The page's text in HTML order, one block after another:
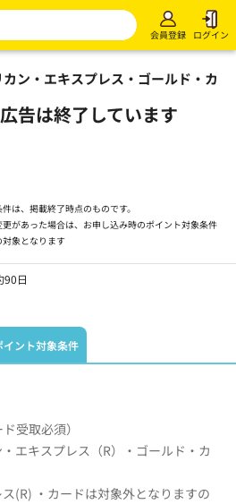
会員登録 ログイン
カン・エキスプレス・ゴールド・カ
告は終了しています
は、掲載終了時点のものです。
があった場合は、お申し込み時のポイント対象条件
象となります
90日
イント対象条件
受取必須）
エキスプレス（R）・ゴールド・カ
(R) ・カードは対象外となりますの